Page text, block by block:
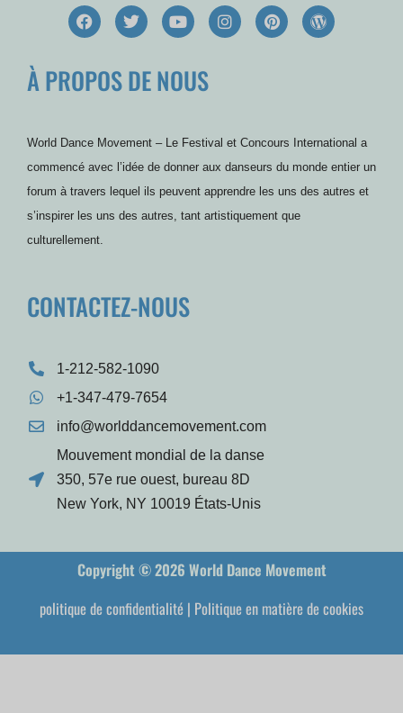
F
a
c
b
o
T
w
i
t
e
Y
o
u
u
b
I
n
s
m
P
i
n
t
W
o
r
s
À PROPOS DE NOUS
World Dance Movement – Le Festival et Concours International a
commencé avec l’idée de donner aux danseurs du monde entier un
forum à travers lequel ils peuvent apprendre les uns des autres et
s’inspirer les uns des autres, tant artistiquement que
culturellement.
CONTACTEZ-NOUS
1-212-582-1090
+1-347-479-7654
info@worlddancemovement.com
Mouvement mondial de la danse
350, 57e rue ouest, bureau 8D
New York, NY 10019 États-Unis
Copyright © 2026 World Dance Movement
politique de confidentialité | Politique en matière de cookies